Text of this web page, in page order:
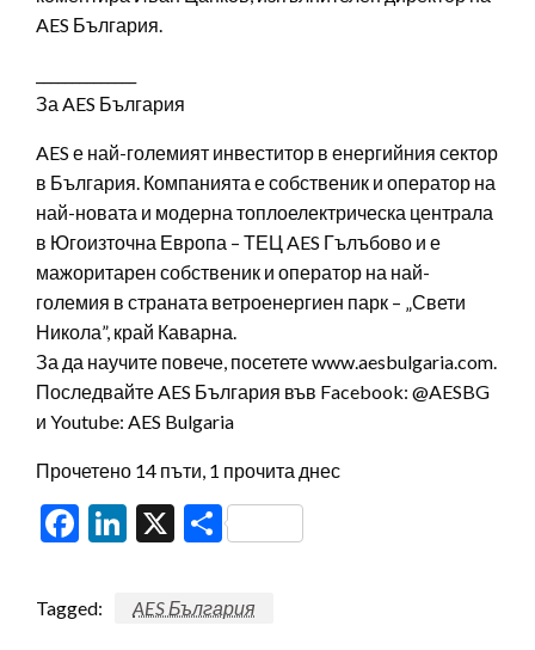
AES България.
За AES България
AES е най-големият инвеститор в енергийния сектор
в България. Компанията е собственик и оператор на
най-новата и модерна топлоелектрическа централа
в Югоизточна Европа – ТЕЦ AES Гълъбово и е
мажоритарен собственик и оператор на най-
големия в страната ветроенергиен парк – „Свети
Никола”, край Каварна.
За да научите повече, посетете www.aesbulgaria.com.
Последвайте AES България във Facebook: @AESBG
и Youtube: AES Bulgaria
Прочетено 14 пъти, 1 прочита днес
Facebook
LinkedIn
X Share
Tagged: AES България